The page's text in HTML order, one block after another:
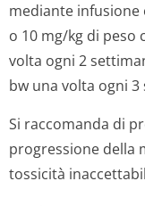
mediante infusione
o 10 mg/kg di peso
volta ogni 2
bw una volta ogni 3
Si raccomanda di
progressione della
tossicità